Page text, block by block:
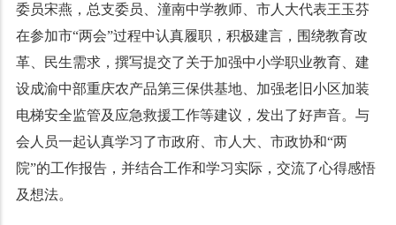
委员宋燕，总支委员、潼南中学教师、市人大代表王玉芬
在参加市“两会”过程中认真履职，积极建言，围绕教育改
革、民生需求，撰写提交了关于加强中小学职业教育、建
设成渝中部重庆农产品第三保供基地、加强老旧小区加装
电梯安全监管及应急救援工作等建议，发出了好声音。与
会人员一起认真学习了市政府、市人大、市政协和“两
院”的工作报告，并结合工作和学习实际，交流了心得感悟
及想法。